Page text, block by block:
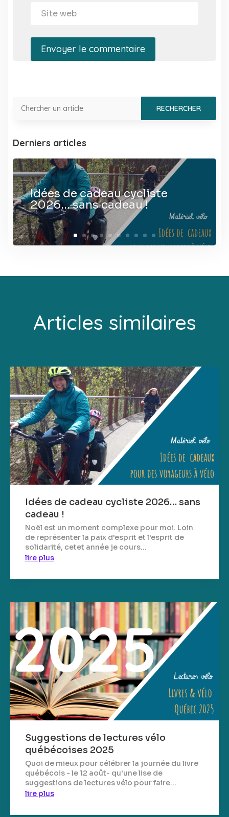
Envoyer le commentaire
Derniers articles
Idées de cadeau cycliste
2026… sans cadeau !
Articles similaires
Idées de cadeau cycliste 2026… sans
cadeau !
Noël est un moment complexe pour moi. Loin
de représenter la paix d'esprit et l'esprit de
solidarité, cetet année je cours...
lire plus
Suggestions de lectures vélo
québécoises 2025
Quoi de mieux pour célébrer la journée du livre
québécois - le 12 août- qu'une lise de
suggestions de lectures vélo pour faire...
lire plus